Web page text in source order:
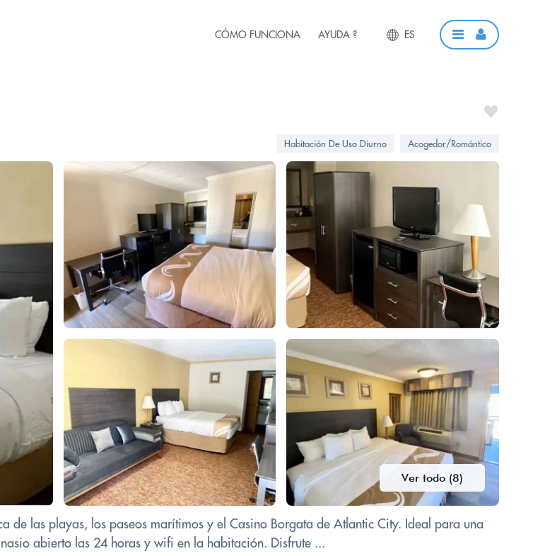
CÓMO FUNCIONA AYUDA ? ES
Habitación De Uso Diurno Acogedor/Romántico
Ver todo (8)
de las playas, los paseos marítimos y el Casino Borgata de Atlantic City. Ideal para una
abierto las 24 horas y wifi en la habitación. Disfrute ...